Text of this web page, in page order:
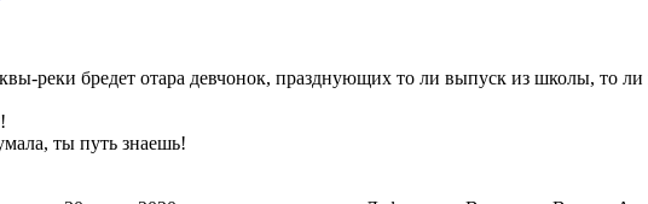
реки бредет отара девчонок, празднующих то ли выпуск из школы, то
ты путь знаешь!